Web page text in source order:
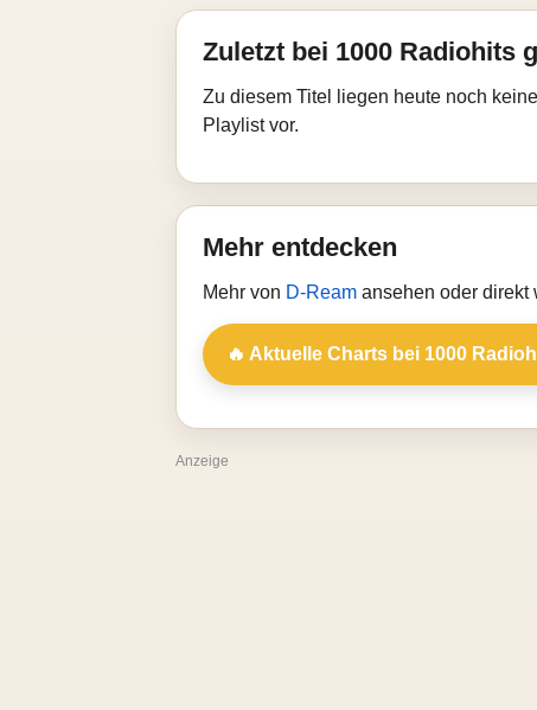
Zuletzt bei 1000 Radiohits
Zu diesem Titel liegen heute noch
Playlist vor.
Mehr entdecken
Mehr von D-Ream ansehen oder direkt
🔥 Aktuelle Charts bei 1000
Anzeige